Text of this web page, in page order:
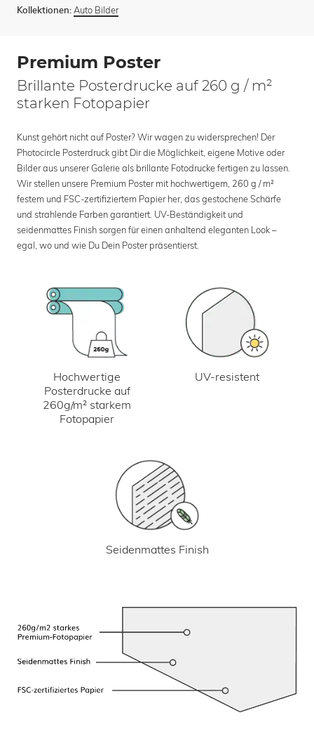
Kollektionen: Auto Bilder
Premium Poster
Brillante Posterdrucke auf 260 g / m²
starken Fotopapier
Kunst gehört nicht auf Poster? Wir wagen zu widersprechen! Der
Photocircle Posterdruck gibt Dir die Möglichkeit, eigene Motive oder
Bilder aus unserer Galerie als brillante Fotodrucke fertigen zu lassen.
Wir stellen unsere Premium Poster mit hochwertigem, 260 g / m²
festem und FSC-zertifiziertem Papier her, das gestochene Schärfe
und strahlende Farben garantiert. UV-Beständigkeit und
seidenmattes Finish sorgen für einen anhaltend eleganten Look –
egal, wo und wie Du Dein Poster präsentierst.
Hochwertige
Posterdrucke auf
260g/m² starkem
Fotopapier
UV-resistent
Seidenmattes Finish